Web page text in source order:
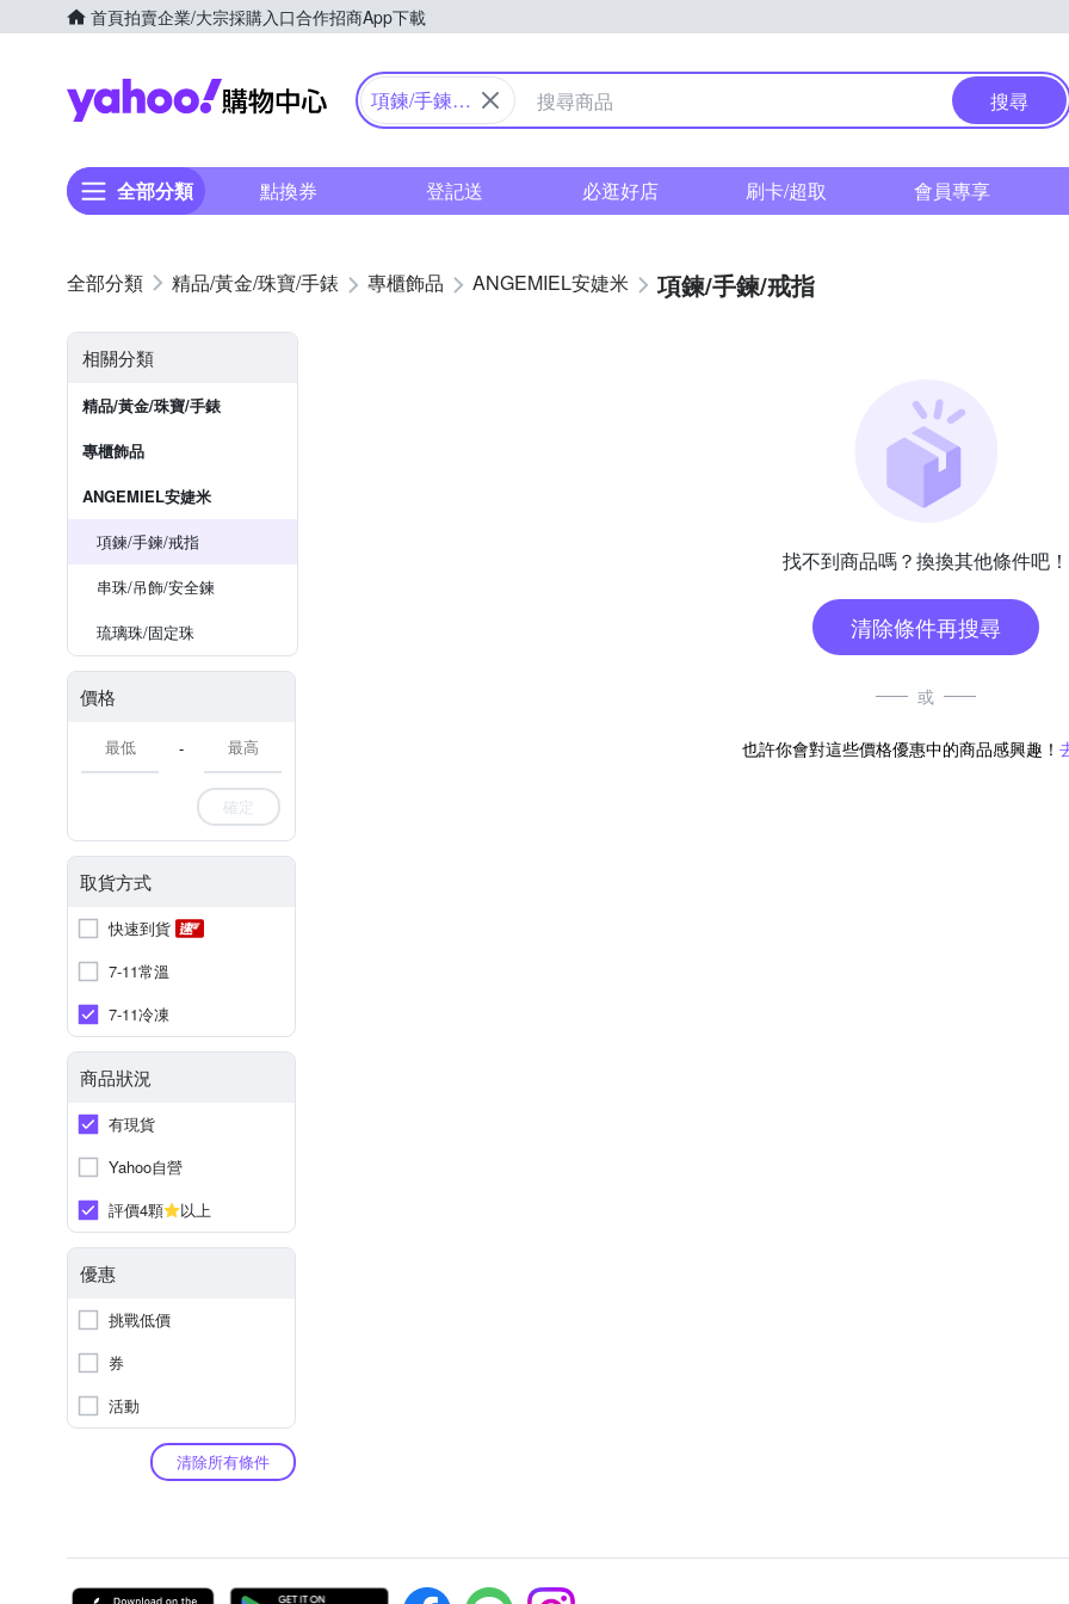
首頁拍賣企業/大宗採購入口合作招商App下載
Yahoo購物中心
項鍊/手鍊/
搜尋
全部分類 點換券 登記送 必逛好店 刷卡/超取 會員專享
精品/黃金/珠寶/手錶 專櫃飾品 ANGEMIEL安婕米 項鍊/手鍊/戒指
相關分類
精品/黃金/珠寶/手錶
專櫃飾品
ANGEMIEL安婕米
項鍊/手鍊/戒指
串珠/吊飾/安全鍊
琉璃珠/固定珠
價格
-
確定
取貨方式
快速到貨
7-11常溫
7-11冷凍
商品狀況
有現貨
Yahoo自營
評價4顆
以上
優惠
挑戰低價
券
活動
清除所有條件
找不到商品嗎？換換其他條件吧！
清除條件再搜尋
或
也許你會對這些價格優惠中的商品感興趣！